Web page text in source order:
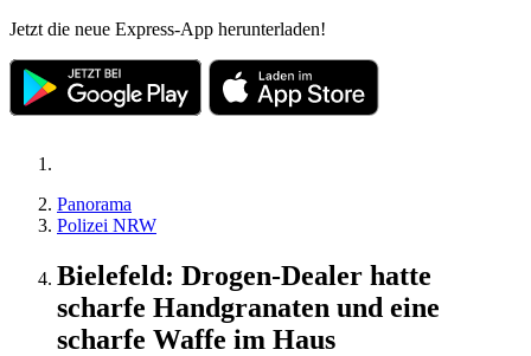
Jetzt die neue Express-App herunterladen!
Panorama
Polizei NRW
Bielefeld: Drogen-Dealer hatte
scharfe Handgranaten und eine
scharfe Waffe im Haus